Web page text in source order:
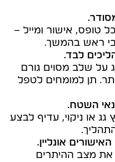
טופס, אישור ומייל –
ראש בהמשך.
לבד.
על שלב מסוים גורם
תן למומחים לטפל
השטח.
או ניקוי, עדיף לבצע
אונליין.
את מצב ההיתרים